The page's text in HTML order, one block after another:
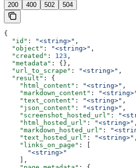
200 400 502 504
{
  "id"
: "<string>" ,
  "object"
: "<string>" ,
  "created"
: 123 ,
  "metadata"
: {},
  "url_to_scrape"
: "<string>" ,
  "result"
: {
    "html_content"
: "<string>" ,
    "markdown_content"
:
    "text_content"
: "<string>" ,
    "json_content"
: "<string>" ,
    "screenshot_hosted_url"
:
    "html_hosted_url"
: "<string>" ,
    "markdown_hosted_url"
:
    "text_hosted_url"
: "<string>" ,
    "links_on_page"
: [
      "<string>"
    ],